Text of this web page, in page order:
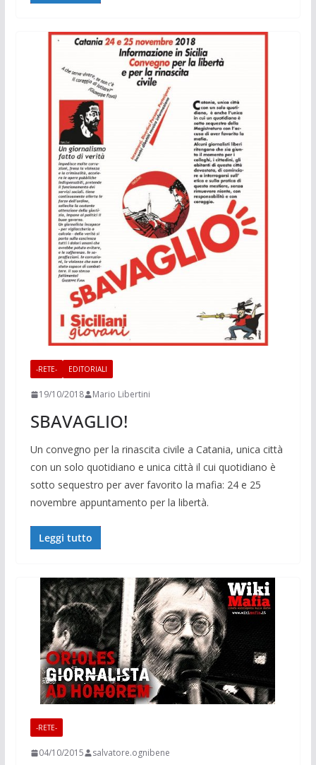
-RETE- EDITORIALI
19/10/2018 Mario Libertini
SBAVAGLIO!
Un convegno per la rinascita civile a Catania, unica città
con un solo quotidiano e unica città il cui quotidiano è
sotto sequestro per aver favorito la mafia: 24 e 25
novembre appuntamento per la libertà.
Leggi tutto
-RETE-
04/10/2015 salvatore.ognibene